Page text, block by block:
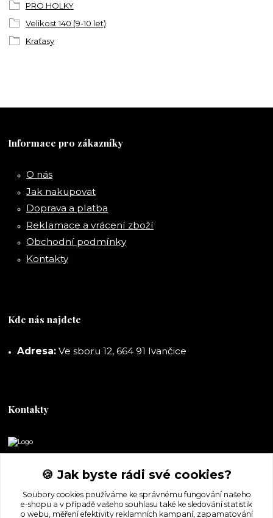
PRO HOLKY
Velikost 140 (9-10 let)
Kraťasy
Informace pro zákazníky
O nás
Jak nakupovat
Doprava a platba
Reklamace a vrácení zboží
Obchodní podmínky
Kontakty
Kde nás najdete
Adresa: Ve sboru 12, 664 91 Ivančice
Kontakty
+420 777 247 722
(Po-Pá, 8-16 hod.)
🍪 Jak byste rádi své cookies?
Soubory cookies používáme ke správnému fungování našeho
e-shopu a v případě vašeho souhlasu také ke sledování statistik
o webu, měření efektivity reklamních kampaní, zapamatování